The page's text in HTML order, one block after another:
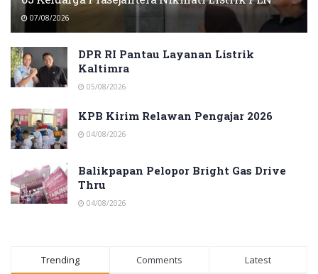
07/08/2026
DPR RI Pantau Layanan Listrik
Kaltimra
05/08/2026
KPB Kirim Relawan Pengajar 2026
04/08/2026
Balikpapan Pelopor Bright Gas Drive
Thru
04/08/2026
Trending Comments Latest